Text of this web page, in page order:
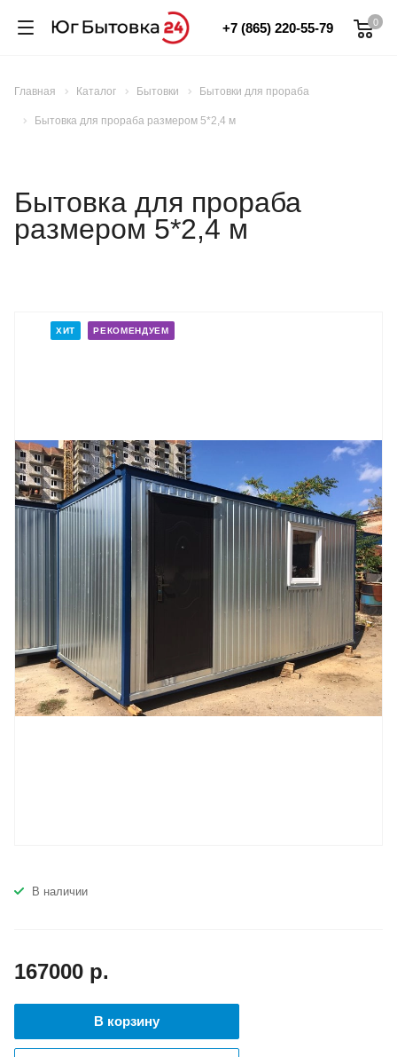
0
+7 (865) 220-55-79
Главная Каталог Бытовки Бытовки для прораба
Бытовка для прораба размером 5*2,4 м
Бытовка для прораба
размером 5*2,4 м
ХИТ РЕКОМЕНДУЕМ
В наличии
167000 р.
В корзину